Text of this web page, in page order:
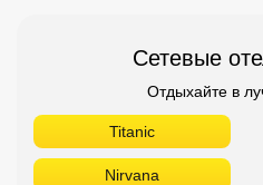
Сетевые
Отдыхайте в
Titanic
Nirvana